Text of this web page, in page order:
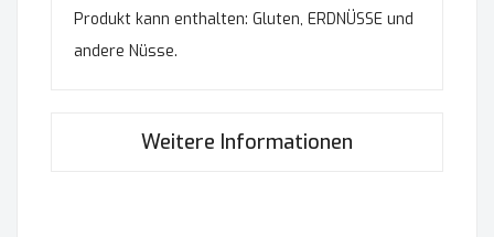
Produkt kann enthalten: Gluten, ERDNÜSSE und
andere Nüsse.
Weitere Informationen